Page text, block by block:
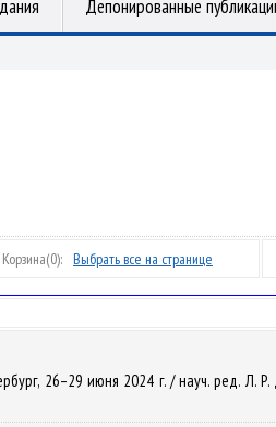
Депонированные
Корзина(0): Выбрать все на странице
26–29 июня 2024 г. / науч. ред. Л. Р.